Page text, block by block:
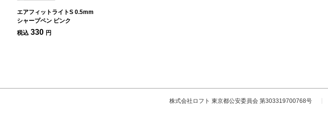
エアフィットライトS 0.5mm
シャープペン ピンク
税込 330 円
株式会社ロフト 東京都公安委員会 第303319700768号